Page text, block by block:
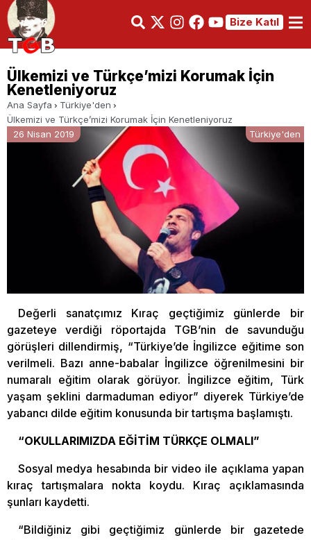
Bize Katıl
Ülkemizi ve Türkçe’mizi Korumak İçin
Kenetleniyoruz
Ana Sayfa
Türkiye'den
Ülkemizi ve Türkçe’mizi Korumak İçin Kenetleniyoruz
26 Nisan 2019
Türkiye'den
Değerli sanatçımız Kıraç geçtiğimiz günlerde bir
gazeteye verdiği röportajda TGB’nin de savunduğu
görüşleri dillendirmiş, “Türkiye’de İngilizce eğitime son
verilmeli. Bazı anne-babalar İngilizce öğrenilmesini bir
numaralı eğitim olarak görüyor. İngilizce eğitim, Türk
yaşam şeklini darmaduman ediyor” diyerek Türkiye’de
yabancı dilde eğitim konusunda bir tartışma başlamıştı.
“OKULLARIMIZDA EĞİTİM TÜRKÇE OLMALI”
Sosyal medya hesabında bir video ile açıklama yapan
kıraç tartışmalara nokta koydu. Kıraç açıklamasında
şunları kaydetti.
“Bildiğiniz gibi geçtiğimiz günlerde bir gazetede